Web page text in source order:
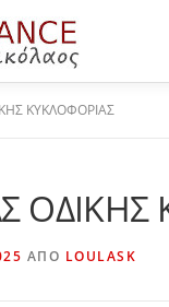
ΚΥΚΛΟΦΟΡΙΑΣ
ΟΔΙΚΗΣ
ΑΠΌ LOULASK